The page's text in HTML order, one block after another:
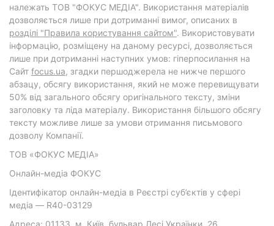
належать ТОВ "ФОКУС МЕДІА". Використання матеріалів
дозволяється лише при дотриманні вимог, описаних в
розділі "Правила користування сайтом". Використовувати
інформацію, розміщену на даному ресурсі, дозволяється
лише при дотриманні наступних умов: гіперпосилання на
Cайт focus.ua, згадки першоджерела не нижче першого
абзацу, обсягу використання, який не може перевищувати
50% від загального обсягу оригінального тексту, зміни
заголовку та ліда матеріалу. Використання більшого обсягу
тексту можливе лише за умови отримання письмового
дозволу Компанії.
ТОВ «ФОКУС МЕДІА»
Онлайн-медіа ФОКУС
Ідентифікатор онлайн-медіа в Реєстрі суб’єктів у сфері
медіа — R40-03129
Адреса: 01133, м. Київ, бульвар Лесі Українки, 26